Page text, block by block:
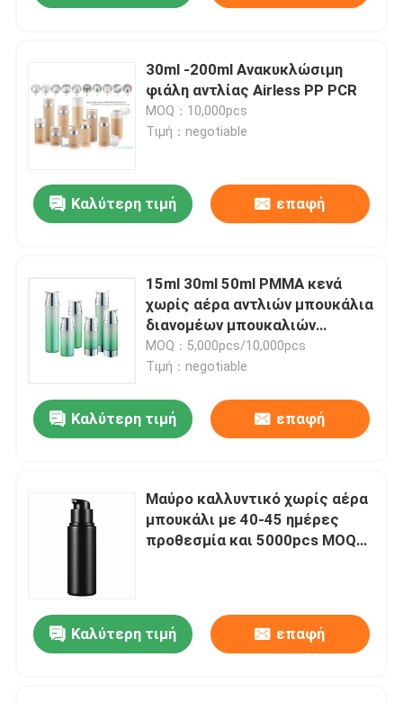
30ml -200ml Ανακυκλώσιμη
φιάλη αντλίας Airless PP PCR
MOQ：10,000pcs
Τιμή：negotiable
Καλύτερη τιμή επαφή
15ml 30ml 50ml PMMA κενά
χωρίς αέρα αντλιών μπουκάλια
διανομέων μπουκαλιών
ασημένια χωρίς αέρα
MOQ：5,000pcs/10,000pcs
Τιμή：negotiable
Καλύτερη τιμή επαφή
Μαύρο καλλυντικό χωρίς αέρα
μπουκάλι με 40-45 ημέρες
προθεσμία και 5000pcs MOQ
Καλύτερη τιμή επαφή